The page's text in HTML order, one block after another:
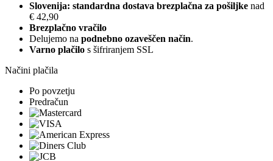
Slovenija: standardna dostava brezplačna za pošiljke nad
€ 42,90
Brezplačno vračilo
Delujemo na podnebno ozaveščen način.
Varno plačilo s šifriranjem SSL
Načini plačila
Po povzetju
Predračun